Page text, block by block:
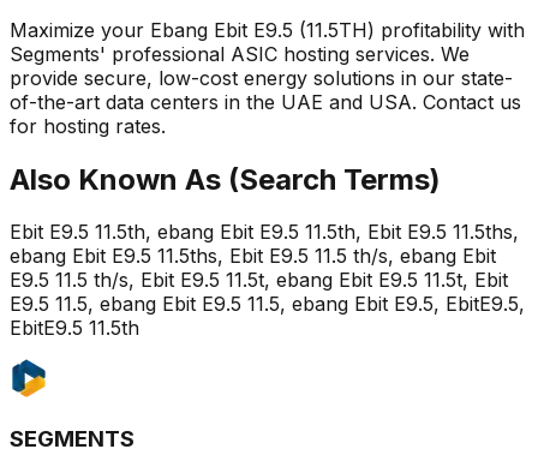
Maximize your Ebang Ebit E9.5 (11.5TH) profitability with
Segments' professional ASIC hosting services. We
provide secure, low-cost energy solutions in our state-
of-the-art data centers in the UAE and USA. Contact us
for hosting rates.
Also Known As (Search Terms)
Ebit E9.5 11.5th, ebang Ebit E9.5 11.5th, Ebit E9.5 11.5ths,
ebang Ebit E9.5 11.5ths, Ebit E9.5 11.5 th/s, ebang Ebit
E9.5 11.5 th/s, Ebit E9.5 11.5t, ebang Ebit E9.5 11.5t, Ebit
E9.5 11.5, ebang Ebit E9.5 11.5, ebang Ebit E9.5, EbitE9.5,
EbitE9.5 11.5th
SEGMENTS